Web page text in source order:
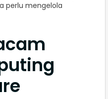
perlu mengelola